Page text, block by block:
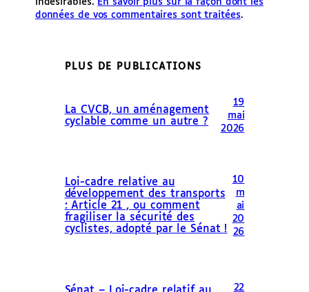
indésirables. En savoir plus sur la façon dont les
données de vos commentaires sont traitées.
PLUS DE PUBLICATIONS
La CVCB, un aménagement
cyclable comme un autre ?
19
mai
2026
Loi-cadre relative au
développement des transports
: Article 21 , ou comment
fragiliser la sécurité des
cyclistes, adopté par le Sénat !
10
m
ai
20
26
22